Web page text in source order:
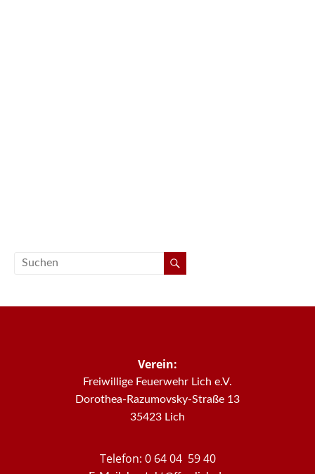
Verein:
Freiwillige Feuerwehr Lich e.V.
Dorothea-Razumovsky-Straße 13
35423 Lich
Telefon: 0 64 04 59 40